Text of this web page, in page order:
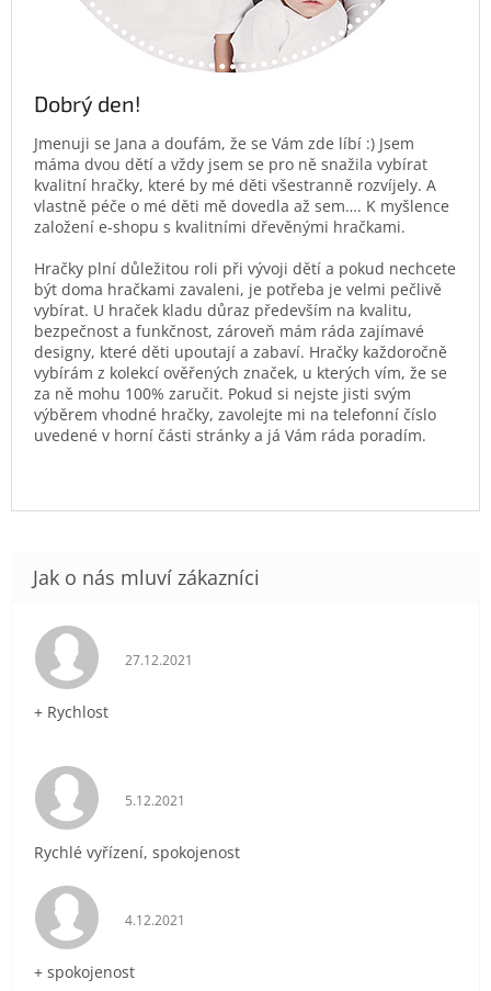
Dobrý den!
Jmenuji se Jana a doufám, že se Vám zde líbí :) Jsem
máma dvou dětí a vždy jsem se pro ně snažila vybírat
kvalitní hračky, které by mé děti všestranně rozvíjely. A
vlastně péče o mé děti mě dovedla až sem…. K myšlence
založení e-shopu s kvalitními dřevěnými hračkami.
Hračky plní důležitou roli při vývoji dětí a pokud nechcete
být doma hračkami zavaleni, je potřeba je velmi pečlivě
vybírat. U hraček kladu důraz především na kvalitu,
bezpečnost a funkčnost, zároveň mám ráda zajímavé
designy, které děti upoutají a zabaví. Hračky každoročně
vybírám z kolekcí ověřených značek, u kterých vím, že se
za ně mohu 100% zaručit. Pokud si nejste jisti svým
výběrem vhodné hračky, zavolejte mi na telefonní číslo
uvedené v horní části stránky a já Vám ráda poradím.
Hodnocení obchodu je 5 z 5 hvězdiček.
27.12.2021
+ Rychlost
Hodnocení obchodu je 5 z 5 hvězdiček.
5.12.2021
Rychlé vyřízení, spokojenost
Hodnocení obchodu je 5 z 5 hvězdiček.
4.12.2021
+ spokojenost